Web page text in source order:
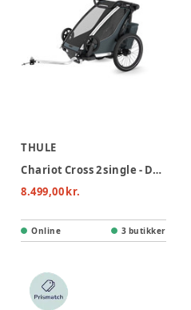
THULE
Chariot Cross 2 single - Dark Slate
8.499,00 kr.
Online 3 butikker